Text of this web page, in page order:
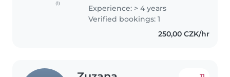
(1)
bohatých zkušeností jako chůva
a to s dětmi ve věku od 3 měsíců
Experience: > 4 years
Verified bookings: 1
250,00 CZK/hr